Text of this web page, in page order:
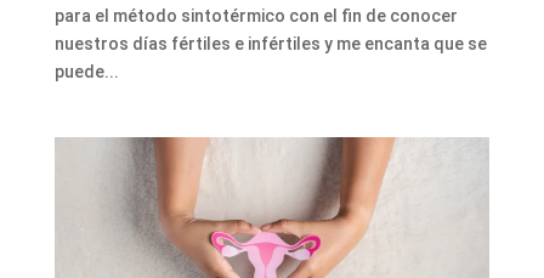
para el método sintotérmico con el fin de conocer
nuestros días fértiles e infértiles y me encanta que se
puede...